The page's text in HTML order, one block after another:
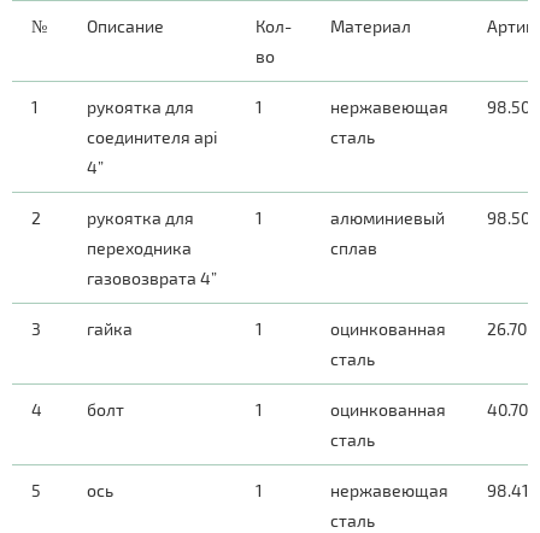
№ Описание
Кол-
во
Материал
1
рукоятка для
соединителя api
4”
1
нержавеющая
сталь
2
рукоятка для
переходника
газовозврата 4”
1
алюминиевый
сплав
3 гайка 1
оцинкованная
сталь
4 болт 1
оцинкованная
сталь
5 ось 1
нержавеющая
сталь